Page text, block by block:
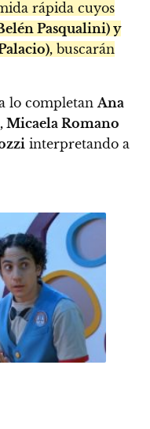
rápida cuyos
Pasqualini) y
buscarán
lo completanAna
Micaela Romano
interpretando a